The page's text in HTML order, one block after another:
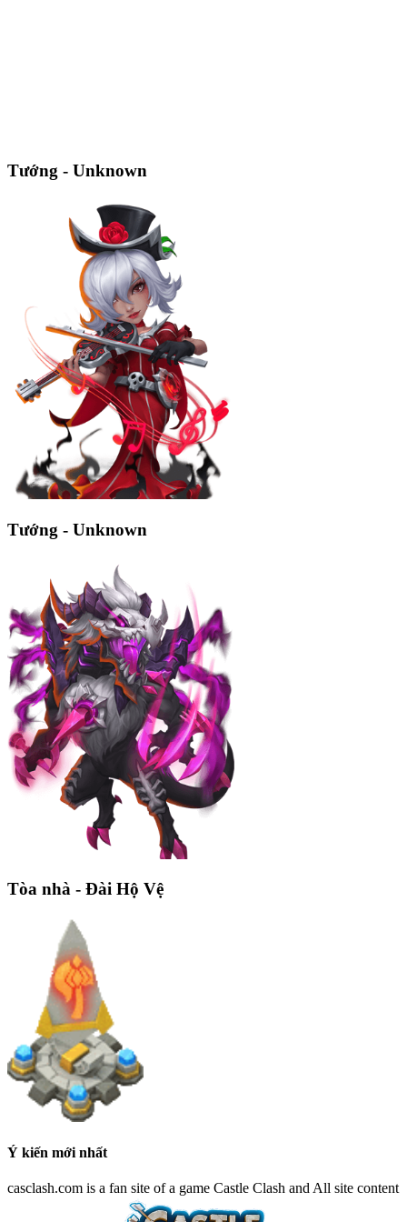
Tướng - Unknown
Tướng - Unknown
Tòa nhà - Đài Hộ Vệ
Ý kiến mới nhất
casclash.com is a fan site of a game Castle Clash and All site content